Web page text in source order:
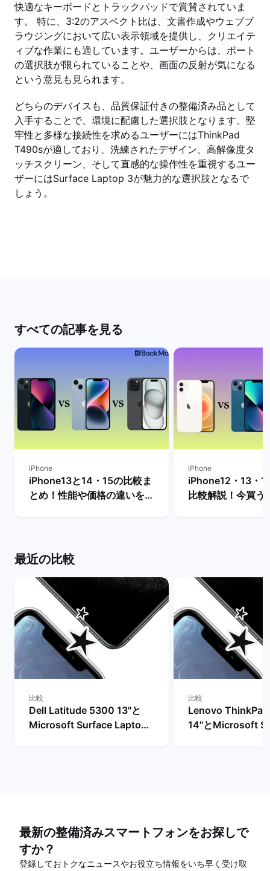
快適なキーボードとトラックパッドで賞賛されていま
す。 特に、3:2のアスペクト比は、文書作成やウェブブ
ラウジングにおいて広い表示領域を提供し、クリエイテ
ィブな作業にも適しています。ユーザーからは、ポート
の選択肢が限られていることや、画面の反射が気になる
という意見も見られます。
どちらのデバイスも、品質保証付きの整備済み品として
入手することで、環境に配慮した選択肢となります。堅
牢性と多様な接続性を求めるユーザーにはThinkPad
T490sが適しており、洗練されたデザイン、高解像度タ
ッチスクリーン、そして直感的な操作性を重視するユー
ザーにはSurface Laptop 3が魅力的な選択肢となるで
しょう。
すべての記事を見る
iPhone
iPhone13と14・15の比較ま
とめ！性能や価格の違いを解
iPhone
iPhone12・13・
比較解説！今買う
最近の比較
比較
Dell Latitude 5300 13"と
Microsoft Surface Laptop
比較
Lenovo
14"とMicrosoft
最新の整備済みスマートフォンをお探しで
すか？
登録しておトクなニュースやお役立ち情報をいち早く受け取